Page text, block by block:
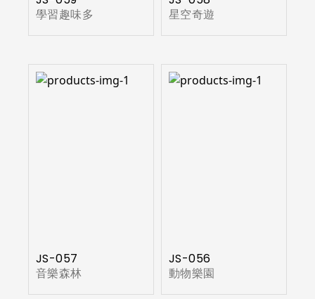
學習趣味多 星空奇遊
JS-057
音樂森林
JS-056
動物樂園